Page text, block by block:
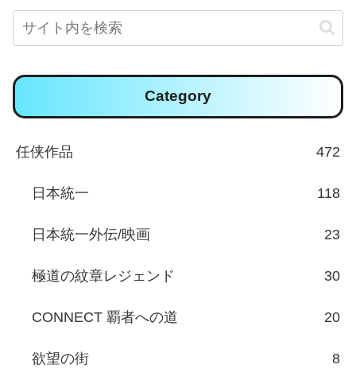
Category
任侠作品 472
日本統一 118
日本統一外伝/映画 23
極道の紋章レジェンド 30
CONNECT 覇者への道 20
欲望の街 8